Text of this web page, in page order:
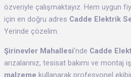
özveriyle çalışmaktayız. Hem uygun
için en doğru adres Cadde Elektrik
Yerinde çözelim.
Şirinevler Mahallesi‘nde Cadde
arızalarınız, tesisat bakımı ve montaj
malzeme kullanarak profesyonel